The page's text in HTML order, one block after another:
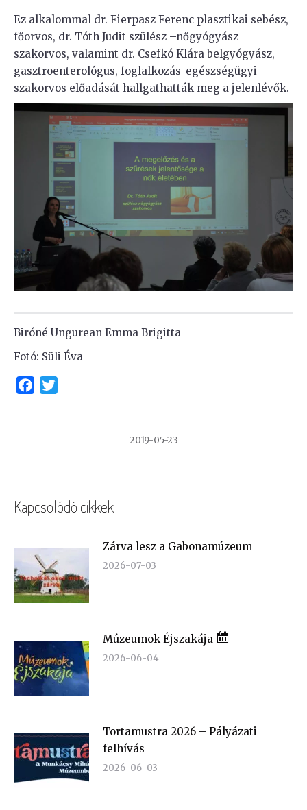
Ez alkalommal dr. Fierpasz Ferenc plasztikai sebész,
főorvos, dr. Tóth Judit szülész –nőgyógyász
szakorvos, valamint dr. Csefkó Klára belgyógyász,
gasztroenterológus, foglalkozás-egészségügyi
szakorvos előadását hallgathatták meg a jelenlévők.
Biróné Ungurean Emma Brigitta
Fotó: Süli Éva
Facebook
2019-05-23
Kapcsolódó cikkek
Zárva lesz a Gabonamúzeum
2026-07-03
Múzeumok Éjszakája
2026-06-04
Tortamustra 2026 – Pályázati
felhívás
2026-06-03